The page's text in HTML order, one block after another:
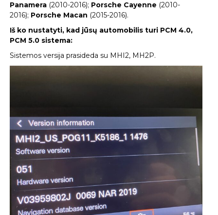
Panamera (2010-2016); Porsche Cayenne (2010-
2016); Porsche Macan (2015-2016).
Iš ko nustatyti, kad jūsų automobilis turi PCM 4.0,
PCM 5.0 sistema:
Sistemos versija prasideda su MHI2, MH2P.